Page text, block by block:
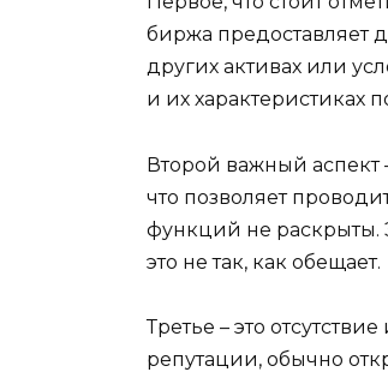
биржа предоставляет
других активах или
и их характеристиках
Второй важный аспект
что позволяет
функций не раскрыты.
это не так, как обещает.
Третье – это
репутации, обычно